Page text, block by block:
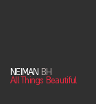
NEIMAN BH
All Things Beautiful